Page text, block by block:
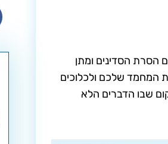
הסרת הסדינים ומתן
המחמד שלכם ולכלוכים
שבו הדברים הלא